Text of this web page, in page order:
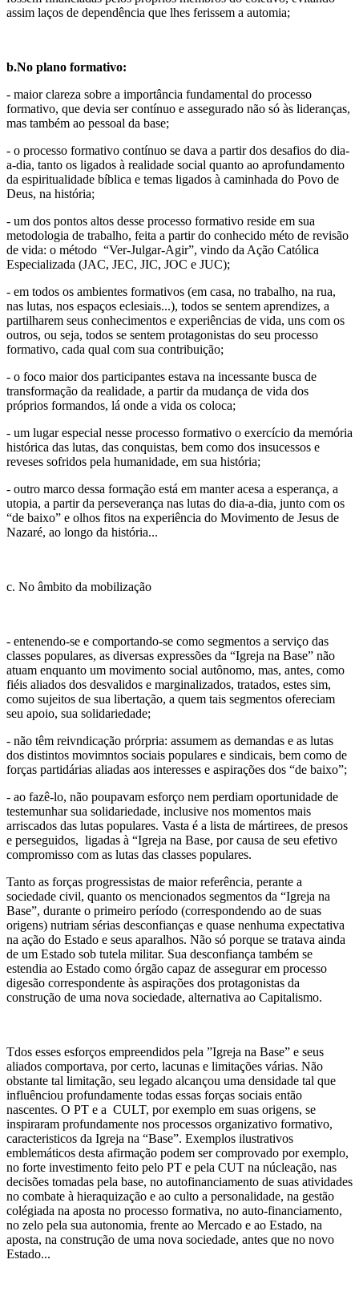
assim laços de dependência que lhes ferissem a automia;
b.No plano formativo:
- maior clareza sobre a importância fundamental do processo
formativo, que devia ser contínuo e assegurado não só às lideranças,
mas também ao pessoal da base;
- o processo formativo contínuo se dava a partir dos desafios do dia-
a-dia, tanto os ligados à realidade social quanto ao aprofundamento
da espiritualidade bíblica e temas ligados à caminhada do Povo de
Deus, na história;
- um dos pontos altos desse processo formativo reside em sua
metodologia de trabalho, feita a partir do conhecido méto de revisão
de vida: o método “Ver-Julgar-Agir”, vindo da Ação Católica
Especializada (JAC, JEC, JIC, JOC e JUC);
- em todos os ambientes formativos (em casa, no trabalho, na rua,
nas lutas, nos espaços eclesiais...), todos se sentem aprendizes, a
partilharem seus conhecimentos e experiências de vida, uns com os
outros, ou seja, todos se sentem protagonistas do seu processo
formativo, cada qual com sua contribuição;
- o foco maior dos participantes estava na incessante busca de
transformação da realidade, a partir da mudança de vida dos
próprios formandos, lá onde a vida os coloca;
- um lugar especial nesse processo formativo o exercício da memória
histórica das lutas, das conquistas, bem como dos insucessos e
reveses sofridos pela humanidade, em sua história;
- outro marco dessa formação está em manter acesa a esperança, a
utopia, a partir da perseverança nas lutas do dia-a-dia, junto com os
“de baixo” e olhos fitos na experiência do Movimento de Jesus de
Nazaré, ao longo da história...
c. No âmbito da mobilização
- entenendo-se e comportando-se como segmentos a serviço das
classes populares, as diversas expressões da “Igreja na Base” não
atuam enquanto um movimento social autônomo, mas, antes, como
fiéis aliados dos desvalidos e marginalizados, tratados, estes sim,
como sujeitos de sua libertação, a quem tais segmentos ofereciam
seu apoio, sua solidariedade;
- não têm reivndicação prórpria: assumem as demandas e as lutas
dos distintos movimntos sociais populares e sindicais, bem como de
forças partidárias aliadas aos interesses e aspirações dos “de baixo”;
- ao fazê-lo, não poupavam esforço nem perdiam oportunidade de
testemunhar sua solidariedade, inclusive nos momentos mais
arriscados das lutas populares. Vasta é a lista de mártirees, de presos
e perseguidos, ligadas à “Igreja na Base, por causa de seu efetivo
compromisso com as lutas das classes populares.
Tanto as forças progressistas de maior referência, perante a
sociedade civil, quanto os mencionados segmentos da “Igreja na
Base”, durante o primeiro período (correspondendo ao de suas
origens) nutriam sérias desconfianças e quase nenhuma expectativa
na ação do Estado e seus aparalhos. Não só porque se tratava ainda
de um Estado sob tutela militar. Sua desconfiança também se
estendia ao Estado como órgão capaz de assegurar em processo
digesão correspondente às aspirações dos protagonistas da
construção de uma nova sociedade, alternativa ao Capitalismo.
Tdos esses esforços empreendidos pela ”Igreja na Base” e seus
aliados comportava, por certo, lacunas e limitações várias. Não
obstante tal limitação, seu legado alcançou uma densidade tal que
influênciou profundamente todas essas forças sociais então
nascentes. O PT e a CULT, por exemplo em suas origens, se
inspiraram profundamente nos processos organizativo formativo,
caracteristicos da Igreja na “Base”. Exemplos ilustrativos
emblemáticos desta afirmação podem ser comprovado por exemplo,
no forte investimento feito pelo PT e pela CUT na núcleação, nas
decisões tomadas pela base, no autofinanciamento de suas atividades
no combate à hieraquização e ao culto a personalidade, na gestão
colégiada na aposta no processo formativa, no auto-financiamento,
no zelo pela sua autonomia, frente ao Mercado e ao Estado, na
aposta, na construção de uma nova sociedade, antes que no novo
Estado...